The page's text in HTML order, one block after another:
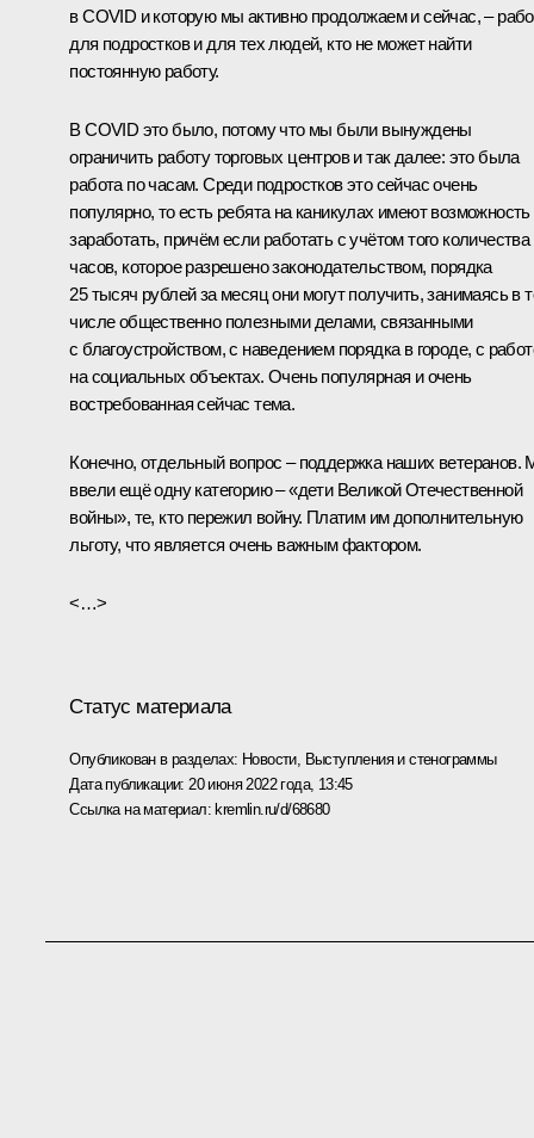
в COVID и которую мы активно продолжаем и сейчас, –
для подростков и для тех людей, кто не может найти
постоянную работу.
В COVID это было, потому что мы были вынуждены
ограничить работу торговых центров и так далее: это была
работа по часам. Среди подростков это сейчас очень
популярно, то есть ребята на каникулах имеют возможность
заработать, причём если работать с учётом того количества
часов, которое разрешено законодательством, порядка
25 тысяч рублей за месяц они могут получить, занимаясь в
числе общественно полезными делами, связанными
с благоустройством, с наведением порядка в городе, с
на социальных объектах. Очень популярная и очень
востребованная сейчас тема.
Конечно, отдельный вопрос – поддержка наших ветеранов.
ввели ещё одну категорию – «дети Великой Отечественной
войны», те, кто пережил войну. Платим им дополнительную
льготу, что является очень важным фактором.
<…>
Статус материала
Опубликован в разделах: Новости, Выступления и стенограммы
Дата публикации: 20 июня 2022 года, 13:45
Ссылка на материал: kremlin.ru/d/68680